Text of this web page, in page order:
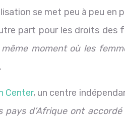
se met peu à peu en
part pour les droits
même moment où les
Center, un centre
pays d’Afrique ont